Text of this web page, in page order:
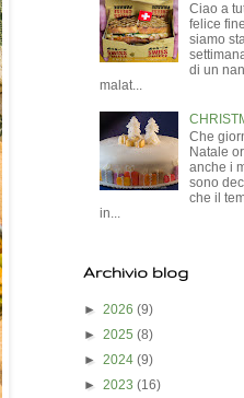
Ciao a
felice
siamo
di un
malat...
Che
Natale
anche i
sono
che il
in...
Archivio blog
► 2026 (9)
► 2025 (8)
► 2024 (9)
► 2023 (16)